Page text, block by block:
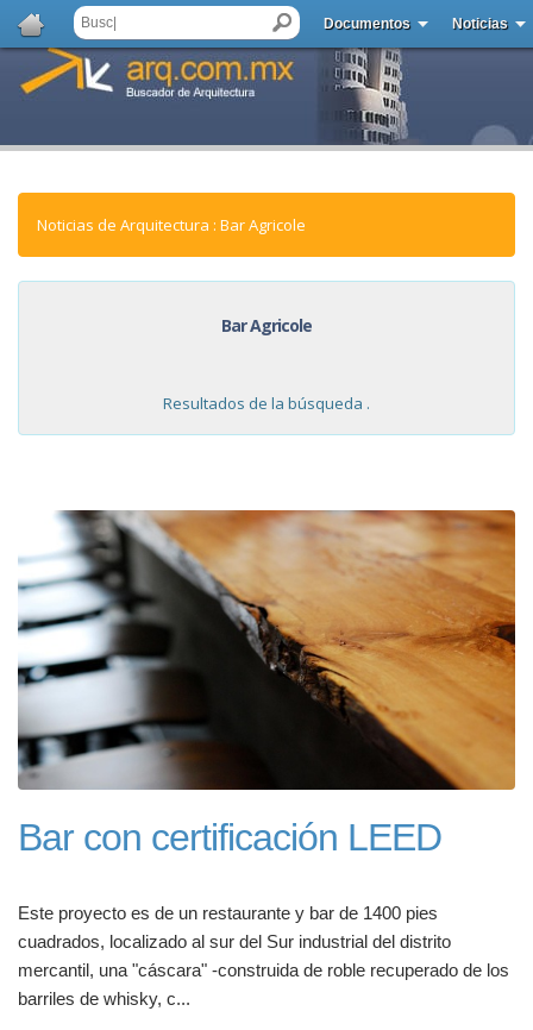
Documentos Noticias
Noticias de Arquitectura : Bar Agricole
Bar Agricole
Resultados de la búsqueda .
Bar con certificación LEED
Este proyecto es de un restaurante y bar de 1400 pies
cuadrados, localizado al sur del Sur industrial del distrito
mercantil, una "cáscara" -construida de roble recuperado de los
barriles de whisky, c...